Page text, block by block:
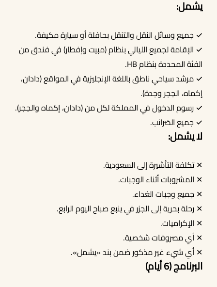
يشمل:
✓ جميع وسائل النقل والتنقل بحافلة أو سيارة مكيفة.
✓ الإقامة لجميع الليالي بنظام (مبيت وإفطار) في فندق من
الفئة المحددة بنظام HB.
✓ مرشد سياحي ناطق باللغة الإنجليزية في المواقع (دادان،
إكماه، الحِجر وجدة).
✓ رسوم الدخول في المملكة لكل من (دادان، إكماه والحِجر).
✓ جميع الضرائب.
لا يشمل:
✕ تكلفة التأشيرة إلى السعودية.
✕ المشروبات أثناء الوجبات.
✕ جميع وجبات الغداء.
✕ رحلة بحرية إلى الجزر في ينبع صباح اليوم الرابع.
✕ الإكراميات.
✕ أي مصروفات شخصية.
✕ أي شيء غير مذكور ضمن بند «يشمل».
البرنامج (6 أيام)